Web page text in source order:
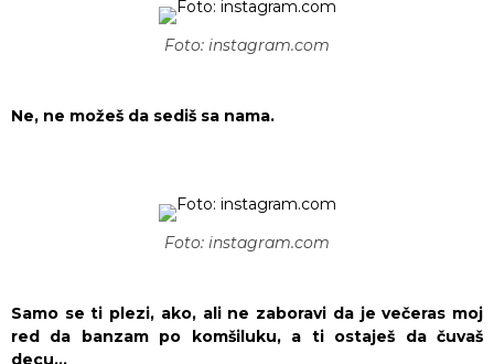
Foto: instagram.com
Ne, ne možeš da sediš sa nama.
Foto: instagram.com
Samo se ti plezi, ako, ali ne zaboravi da je večeras moj
red da banzam po komšiluku, a ti ostaješ da čuvaš
decu…